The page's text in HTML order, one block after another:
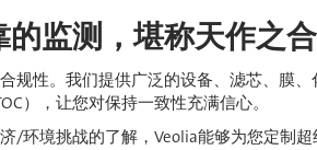
监测，堪称天作之合
规性。我们提供广泛的设备、滤芯、膜
），让您对保持一致性充满信心。
/环境挑战的了解，Veolia能够为您定制超